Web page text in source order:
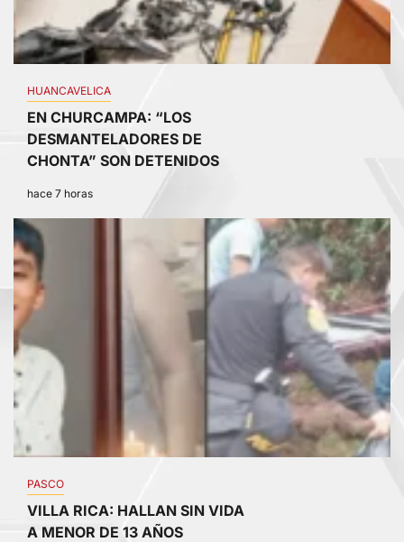
HUANCAVELICA
EN CHURCAMPA: “LOS
DESMANTELADORES DE
CHONTA” SON DETENIDOS
hace 7 horas
3
PASCO
VILLA RICA: HALLAN SIN VIDA
A MENOR DE 13 AÑOS